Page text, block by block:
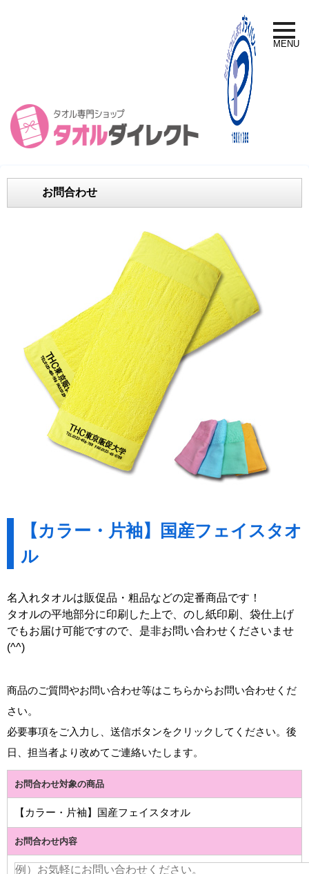
toggle
MENU
お問合わせ
【カラー・片袖】国産フェイスタオ
ル
名入れタオルは販促品・粗品などの定番商品です！
タオルの平地部分に印刷した上で、のし紙印刷、袋仕上げ
でもお届け可能ですので、是非お問い合わせくださいませ
(^^)
商品のご質問やお問い合わせ等はこちらからお問い合わせくだ
さい。
必要事項をご入力し、送信ボタンをクリックしてください。後
日、担当者より改めてご連絡いたします。
お問合わせ対象の商品
【カラー・片袖】国産フェイスタオル
お問合わせ内容